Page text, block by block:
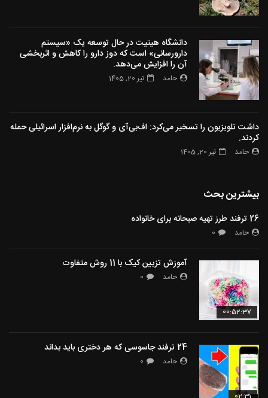
دانشگاه هیتیت در حال توسعه یک «سیستم
دارورسانی» است که دوز دارو را کاهش و اثربخشی
آن را افزایش می‌دهد.
حامد تیر 20, 1405
داشت تلویزیون را تسخیر می‌کرد: اف‌بی‌آی و گوگل به نرم‌افزار اسرائیلی حمله
کردند.
حامد تیر 20, 1405
بیشترین بحث
26 ترفند طرز تهیه صبحانه برای خانواده
حامد 0
00:52:37
آموزش تزیین کیک با 11 روش متفاوت
حامد 0
24 ترفند جاسوسی که هر دختری باید بداند
حامد 0